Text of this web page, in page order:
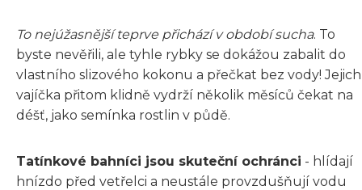
To nejúžasnější teprve přichází v období sucha. To
byste nevěřili, ale tyhle rybky se dokážou zabalit do
vlastního slizového kokonu a přečkat bez vody! Jejich
vajíčka přitom klidně vydrží několik měsíců čekat na
déšť, jako semínka rostlin v půdě.
Tatínkové bahníci jsou skuteční ochránci - hlídají
hnízdo před vetřelci a neustále provzdušňují vodu